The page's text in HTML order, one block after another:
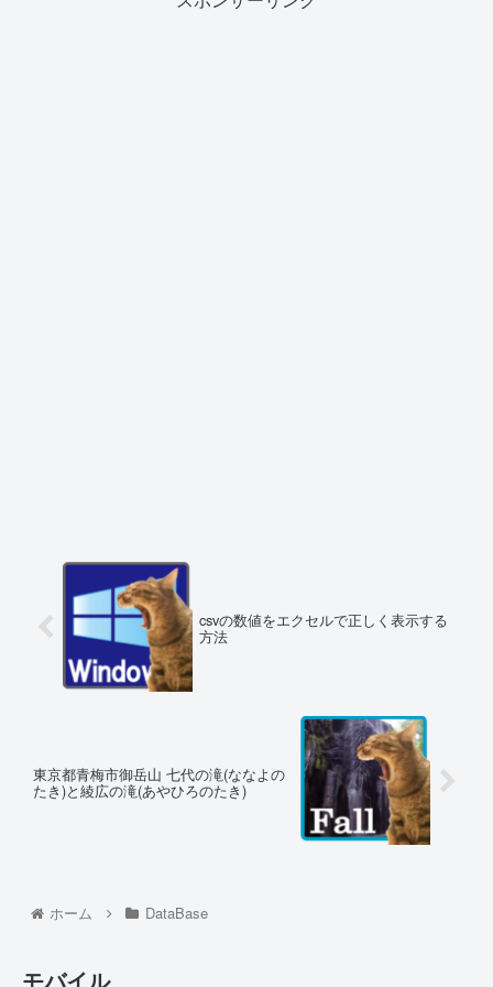
csvの数値をエクセルで正しく表示する
方法
東京都青梅市御岳山 七代の滝(ななよの
たき)と綾広の滝(あやひろのたき)
ホーム DataBase
モバイル